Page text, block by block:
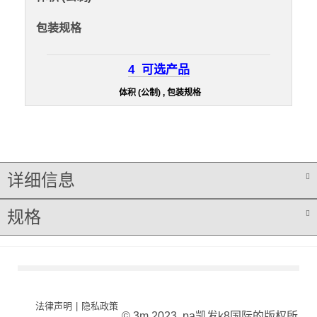
包装规格
4 可选产品
体积 (公制) , 包装规格
详细信息
规格
法律声明 | 隐私政策